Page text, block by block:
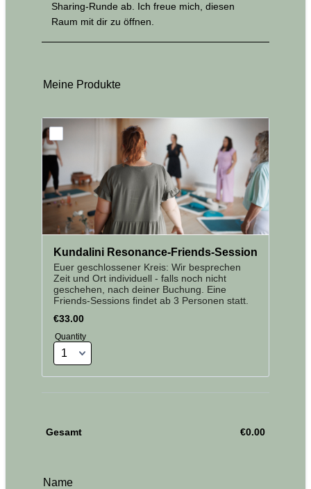
Sharing-Runde ab. Ich freue mich, diesen
Raum mit dir zu öffnen.
Meine Produkte
Kundalini Resonance-Friends-Session
Euer geschlossener Kreis: Wir besprechen
Zeit und Ort individuell - falls noch nicht
geschehen, nach deiner Buchung. Eine
Friends-Sessions findet ab 3 Personen statt.
€33.00
€33.00
Quantity
Gesamt €0.00
€0.00
Name